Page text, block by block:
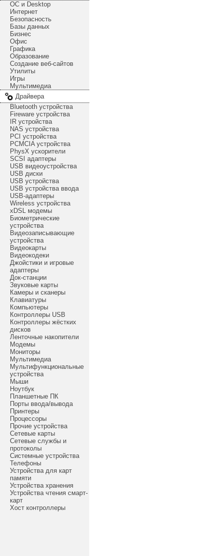
ОС и Desktop
Интернет
Безопасность
Базы данных
Бизнес
Офис
Графика
Образование
Создание веб-сайтов
Утилиты
Игры
Мультимедиа
Драйвера
Bluetooth устройства
Fireware устройства
IR устройства
NAS устройства
PCI устройства
PCMCIA устройства
PhysX ускорители
SCSI адаптеры
USB видеоустройства
USB диски
USB устройства
USB устройства ввода
USB-адаптеры
Wireless устройства
xDSL модемы
Биометрические
устройства
Видеозаписывающие
устройства
Видеокарты
Видеокодеки
Джойстики и игровые
адаптеры
Док-станции
Звуковые карты
Камеры и сканеры
Клавиатуры
Компьютеры
Контроллеры USB
Контроллеры жёстких
дисков
Ленточные накопители
Модемы
Мониторы
Мультимедиа
Мультифункциональные
устройства
Мыши
Ноутбук
Планшетные ПК
Порты ввода/вывода
Принтеры
Процессоры
Прочие устройства
Сетевые карты
Сетевые службы и
протоколы
Системные устройства
Телефоны
Устройства для карт
памяти
Устройства хранения
Устройства чтения смарт-
карт
Хост контроллеры